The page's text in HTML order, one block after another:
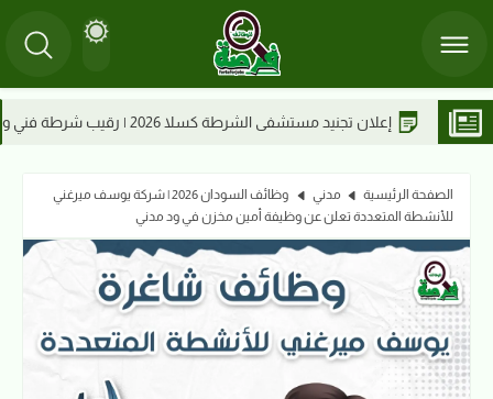
فني وعريف شرطة مهني وجندي شرطة
الصفحة الرئيسية مدني
وظائف السودان 2026 | شركة يوسف ميرغني
للأنشطة المتعددة تعلن عن وظيفة أمين مخزن في ود مدني